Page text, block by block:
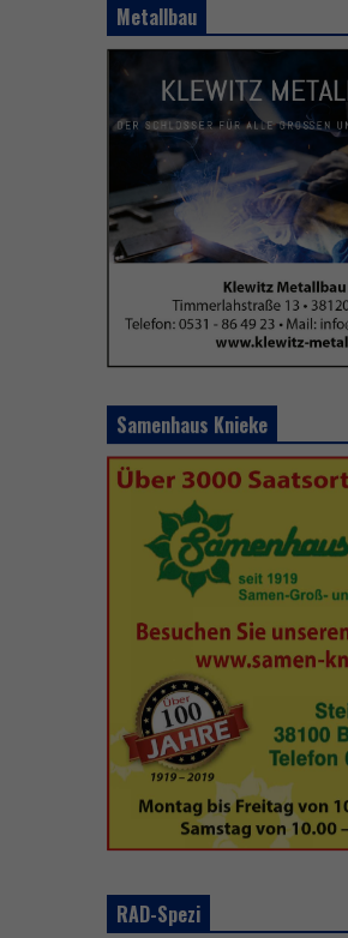
Metallbau
Samenhaus Knieke
RAD-Spezi